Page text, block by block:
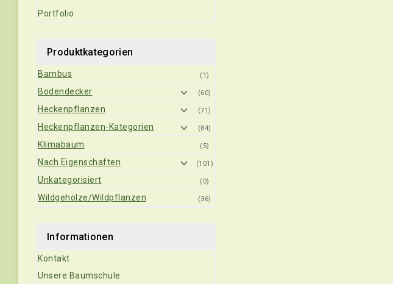
Portfolio
Produktkategorien
Bambus (1)
Bodendecker (60)
Heckenpflanzen (71)
Heckenpflanzen-Kategorien (84)
Klimabaum (5)
Nach Eigenschaften (101)
Unkategorisiert (0)
Wildgehölze/Wildpflanzen (36)
Informationen
Kontakt
Unsere Baumschule